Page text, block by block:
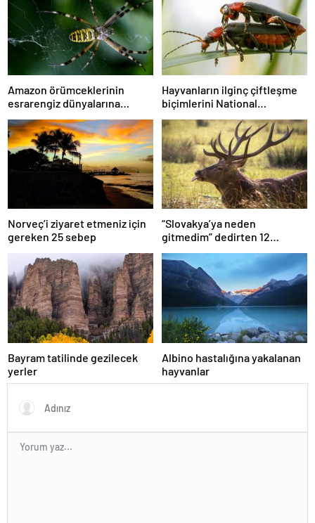
Amazon örümceklerinin
esrarengiz dünyalarına
gitmeye hazır olun.
Hayvanların ilginç çiftleşme
biçimlerini National
Geographic görüntüledi.
Norveç’i ziyaret etmeniz için
gereken 25 sebep
“Slovakya’ya neden
gitmedim” dedirten 12
fotoğraf
Bayram tatilinde gezilecek
yerler
Albino hastalığına yakalanan
hayvanlar